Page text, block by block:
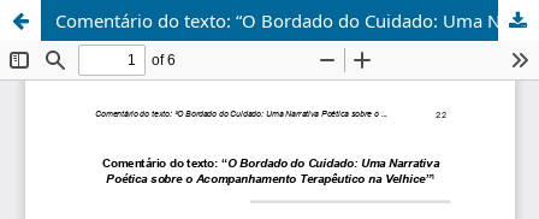
Comentário do texto: “O Bordado do Cuidado: Uma Narrativa Poética sobre o Acompanhamento Terapêutico na Velhice”